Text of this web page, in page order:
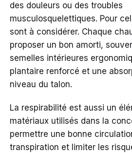
des douleurs ou des troubles
musculosquelettiques. Pour
sont à considérer. Chaque
proposer un bon amorti,
semelles intérieures
plantaire renforcé et une
niveau du talon.
La respirabilité est aussi un
matériaux utilisés dans la
permettre une bonne
transpiration et limiter les